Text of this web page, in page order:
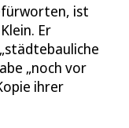
ist
Er
„noch vor
ihrer